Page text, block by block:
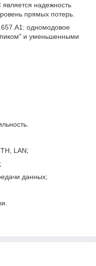
надежность
прямых потерь.
одномодовое
и уменьшенными
LAN;
данных;